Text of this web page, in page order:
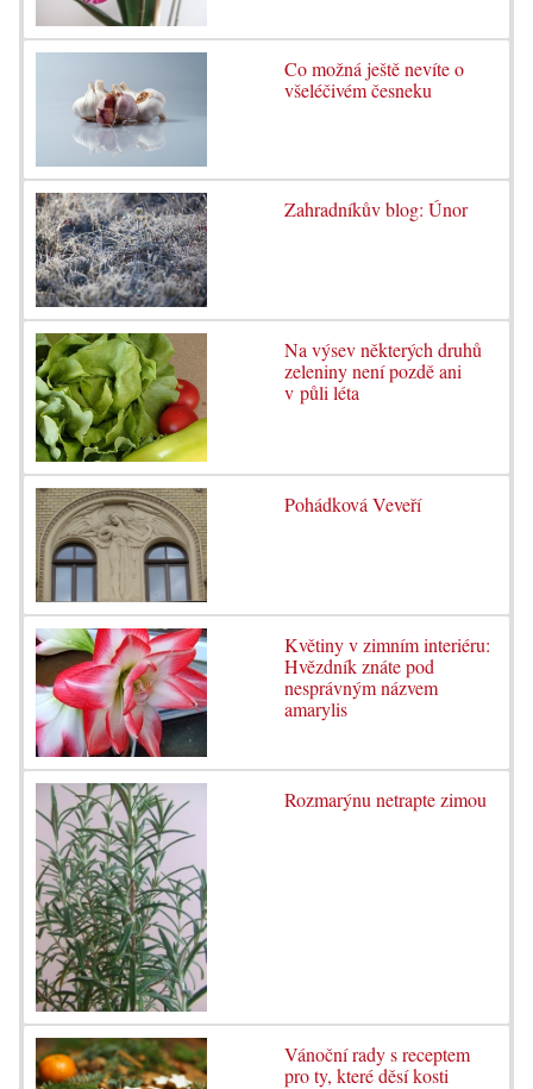
Co možná ještě nevíte o
všeléčivém česneku
Zahradníkův blog: Únor
Na výsev některých druhů
zeleniny není pozdě ani
v půli léta
Pohádková Veveří
Květiny v zimním interiéru:
Hvězdník znáte pod
nesprávným názvem
amarylis
Rozmarýnu netrapte zimou
Vánoční rady s receptem
pro ty, které děsí kosti